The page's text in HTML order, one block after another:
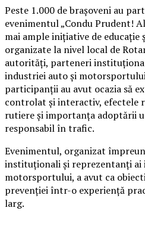
Peste 1.000 de brașoveni au
evenimentul „Condu Prudent!
mai ample inițiative de
organizate la nivel local de
autorități, parteneri
industriei auto și
participanții au avut ocazia să
controlat și interactiv, efectele
rutiere și importanța adoptării
responsabil în trafic.
Evenimentul, organizat
instituționali și reprezentanți ai
motorsportului, a avut ca
prevenției într-o experiență
larg.